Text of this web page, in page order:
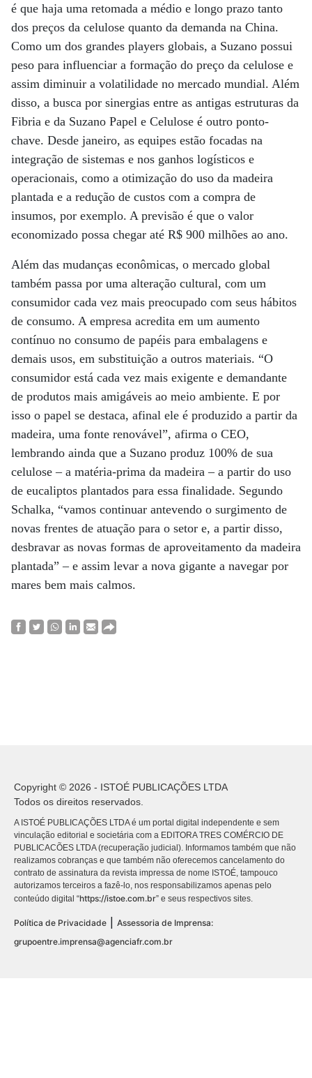
é que haja uma retomada a médio e longo prazo tanto
dos preços da celulose quanto da demanda na China.
Como um dos grandes players globais, a Suzano possui
peso para influenciar a formação do preço da celulose e
assim diminuir a volatilidade no mercado mundial. Além
disso, a busca por sinergias entre as antigas estruturas da
Fibria e da Suzano Papel e Celulose é outro ponto-
chave. Desde janeiro, as equipes estão focadas na
integração de sistemas e nos ganhos logísticos e
operacionais, como a otimização do uso da madeira
plantada e a redução de custos com a compra de
insumos, por exemplo. A previsão é que o valor
economizado possa chegar até R$ 900 milhões ao ano.
Além das mudanças econômicas, o mercado global
também passa por uma alteração cultural, com um
consumidor cada vez mais preocupado com seus hábitos
de consumo. A empresa acredita em um aumento
contínuo no consumo de papéis para embalagens e
demais usos, em substituição a outros materiais. “O
consumidor está cada vez mais exigente e demandante
de produtos mais amigáveis ao meio ambiente. E por
isso o papel se destaca, afinal ele é produzido a partir da
madeira, uma fonte renovável”, afirma o CEO,
lembrando ainda que a Suzano produz 100% de sua
celulose – a matéria-prima da madeira – a partir do uso
de eucaliptos plantados para essa finalidade. Segundo
Schalka, “vamos continuar antevendo o surgimento de
novas frentes de atuação para o setor e, a partir disso,
desbravar as novas formas de aproveitamento da madeira
plantada” – e assim levar a nova gigante a navegar por
mares bem mais calmos.
Copyright © 2026 - ISTOÉ PUBLICAÇÕES LTDA
Todos os direitos reservados.
A ISTOÉ PUBLICAÇÕES LTDA é um portal digital independente e sem
vinculação editorial e societária com a EDITORA TRES COMÉRCIO DE
PUBLICACÕES LTDA (recuperação judicial). Informamos também que não
realizamos cobranças e que também não oferecemos cancelamento do
contrato de assinatura da revista impressa de nome ISTOÉ, tampouco
autorizamos terceiros a fazê-lo, nos responsabilizamos apenas pelo
conteúdo digital “https://istoe.com.br” e seus respectivos sites.
Política de Privacidade | Assessoria de Imprensa:
grupoentre.imprensa@agenciafr.com.br